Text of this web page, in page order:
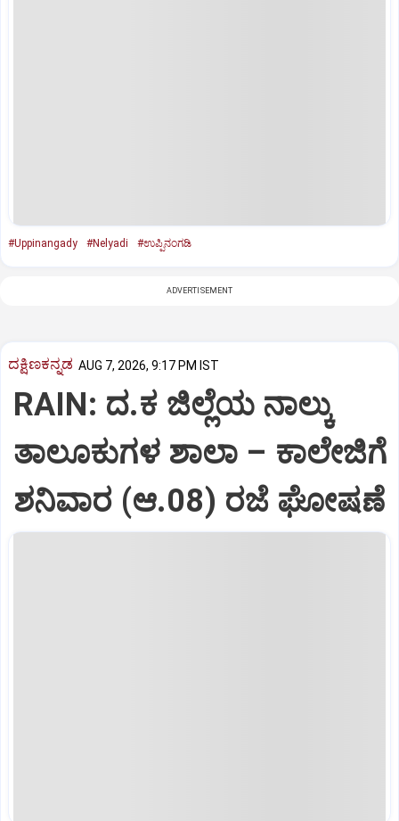
#Uppinangady #Nelyadi #ಉಪ್ಪಿನಂಗಡಿ
ADVERTISEMENT
ದಕ್ಷಿಣಕನ್ನಡ AUG 7, 2026, 9:17 PM IST
RAIN: ದ.ಕ ಜಿಲ್ಲೆಯ ನಾಲ್ಕು
ತಾಲೂಕುಗಳ ಶಾಲಾ – ಕಾಲೇಜಿಗೆ
ಶನಿವಾರ (ಆ.08) ರಜೆ ಘೋಷಣೆ